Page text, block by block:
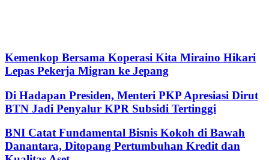
Kemenkop Bersama Koperasi Kita Miraino Hikari
Lepas Pekerja Migran ke Jepang
Di Hadapan Presiden, Menteri PKP Apresiasi Dirut
BTN Jadi Penyalur KPR Subsidi Tertinggi
BNI Catat Fundamental Bisnis Kokoh di Bawah
Danantara, Ditopang Pertumbuhan Kredit dan